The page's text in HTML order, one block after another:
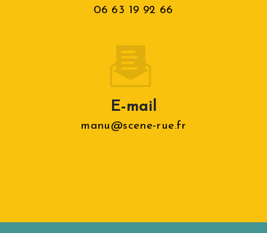
06 63 19 92 66
E-mail
manu@scene-rue.fr